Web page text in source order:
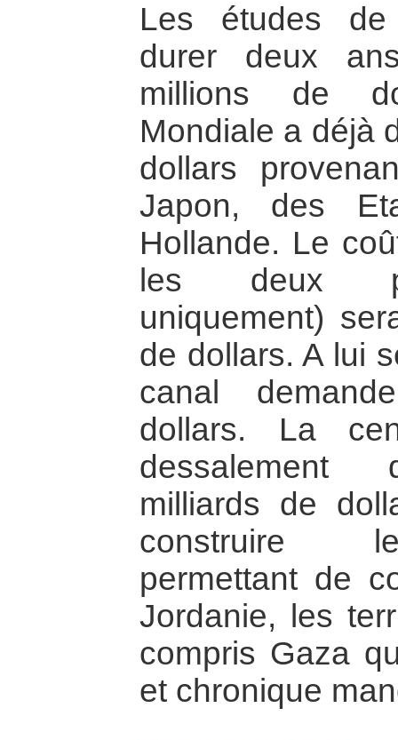
Les études de
durer deux
millions de
Mondiale a déjà
dollars
Japon, des
Hollande. Le
les deux
uniquement)
de dollars. A lui
canal
dollars. La
dessalement
milliards de
construire
permettant de
Jordanie, les
compris Gaza
et chronique